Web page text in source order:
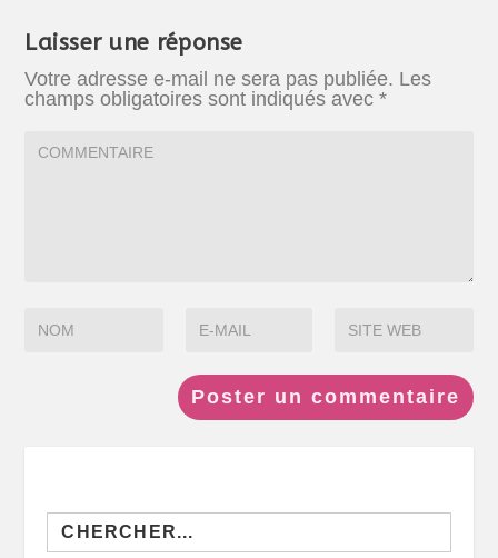
Laisser une réponse
Votre adresse e-mail ne sera pas publiée. Les
champs obligatoires sont indiqués avec*
Search
for: